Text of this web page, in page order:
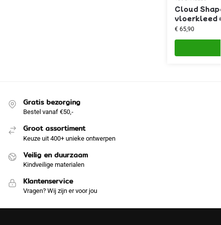
Cloud
vloerkleed
€65,90
Gratis bezorging
Bestel vanaf €50,-
Groot assortiment
Keuze uit 400+ unieke ontwerpen
Veilig en duurzaam
Kindveilige materialen
Klantenservice
Vragen? Wij zijn er voor jou